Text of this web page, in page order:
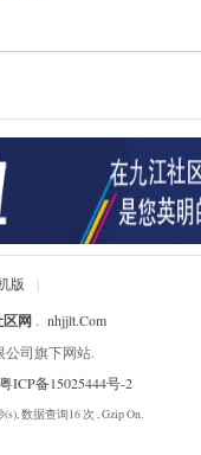
版
|
区网 . nhjjlt.Com
司旗下网站.
粤ICP备15025444号-2
数据查询16 次 , Gzip On.